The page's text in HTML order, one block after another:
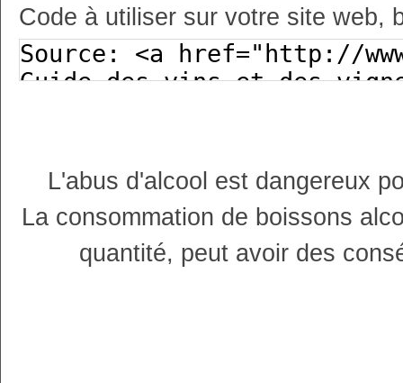
Code à utiliser sur votre site web,
L'abus d'alcool est dangereux
La consommation de boissons
quantité, peut avoir des